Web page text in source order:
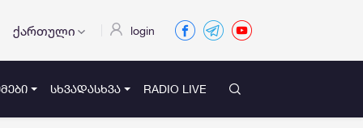
ქართული login
ᲡᲮᲕᲐᲓᲐᲡᲮᲕᲐ RADIO LIVE